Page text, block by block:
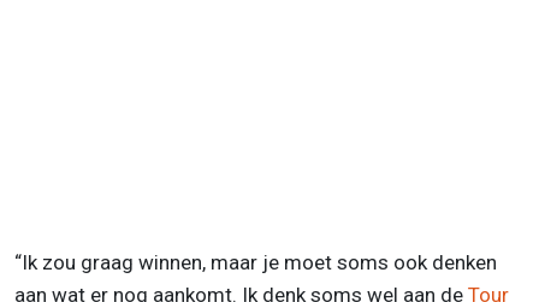
“Ik zou graag winnen, maar je moet soms ook denken
aan wat er nog aankomt. Ik denk soms wel aan de Tour